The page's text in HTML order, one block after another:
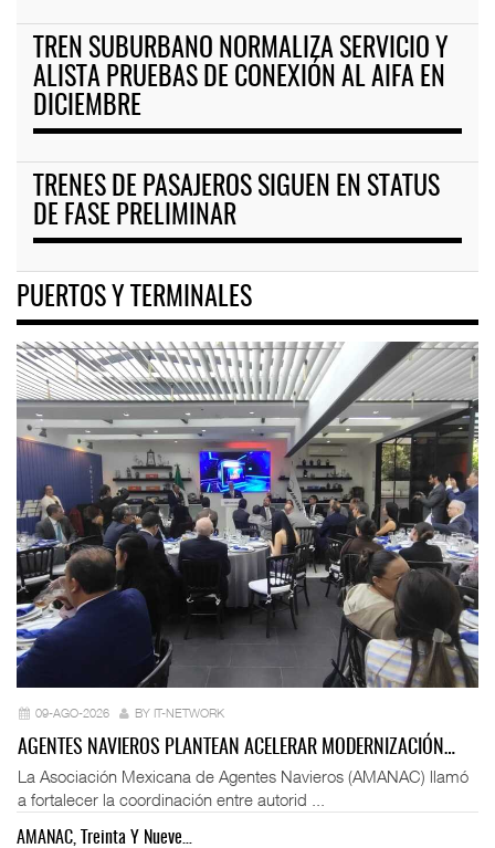
TREN SUBURBANO NORMALIZA SERVICIO Y
ALISTA PRUEBAS DE CONEXIÓN AL AIFA EN
DICIEMBRE
TRENES DE PASAJEROS SIGUEN EN STATUS
DE FASE PRELIMINAR
PUERTOS Y TERMINALES
09-AGO-2026 BY IT-NETWORK
AGENTES NAVIEROS PLANTEAN ACELERAR MODERNIZACIÓN…
La Asociación Mexicana de Agentes Navieros (AMANAC) llamó
a fortalecer la coordinación entre autorid ...
AMANAC, Treinta Y Nueve…